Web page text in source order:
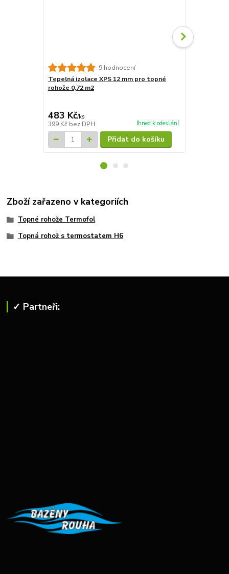
9 hodnocení
Tepelná izolace XPS 12 mm pro topné
rohože 0,72 m2
483 Kč/ks
399 Kč bez DPH Ihned k odeslání
Přidat do košíku
Zboží zařazeno v kategoriích
Topné rohože Termofol
Topná rohož s termostatem H6
✓ Partneři: